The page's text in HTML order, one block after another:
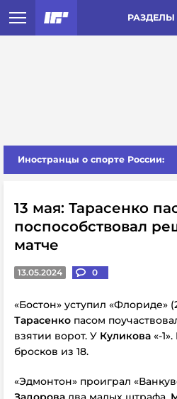
РАЗДЕЛЫ
Иностранцы о спорте России:
13 мая: Тарасенко
поспособствовал
матче
13.05.2024 0
«Бостон» уступил «Флориде»
Тарасенко пасом
взятии ворот. У Куликова «-1».
бросков из 18.
«Эдмонтон» проиграл